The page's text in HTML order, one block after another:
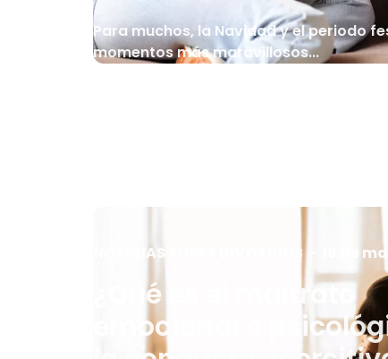
Para muchos, la Navidad y el periodo
momentos más maravillosos...
NOTICIAS SOBRE DIVORCIOS- 18 de
¿Qué es el maltrato
emocional o